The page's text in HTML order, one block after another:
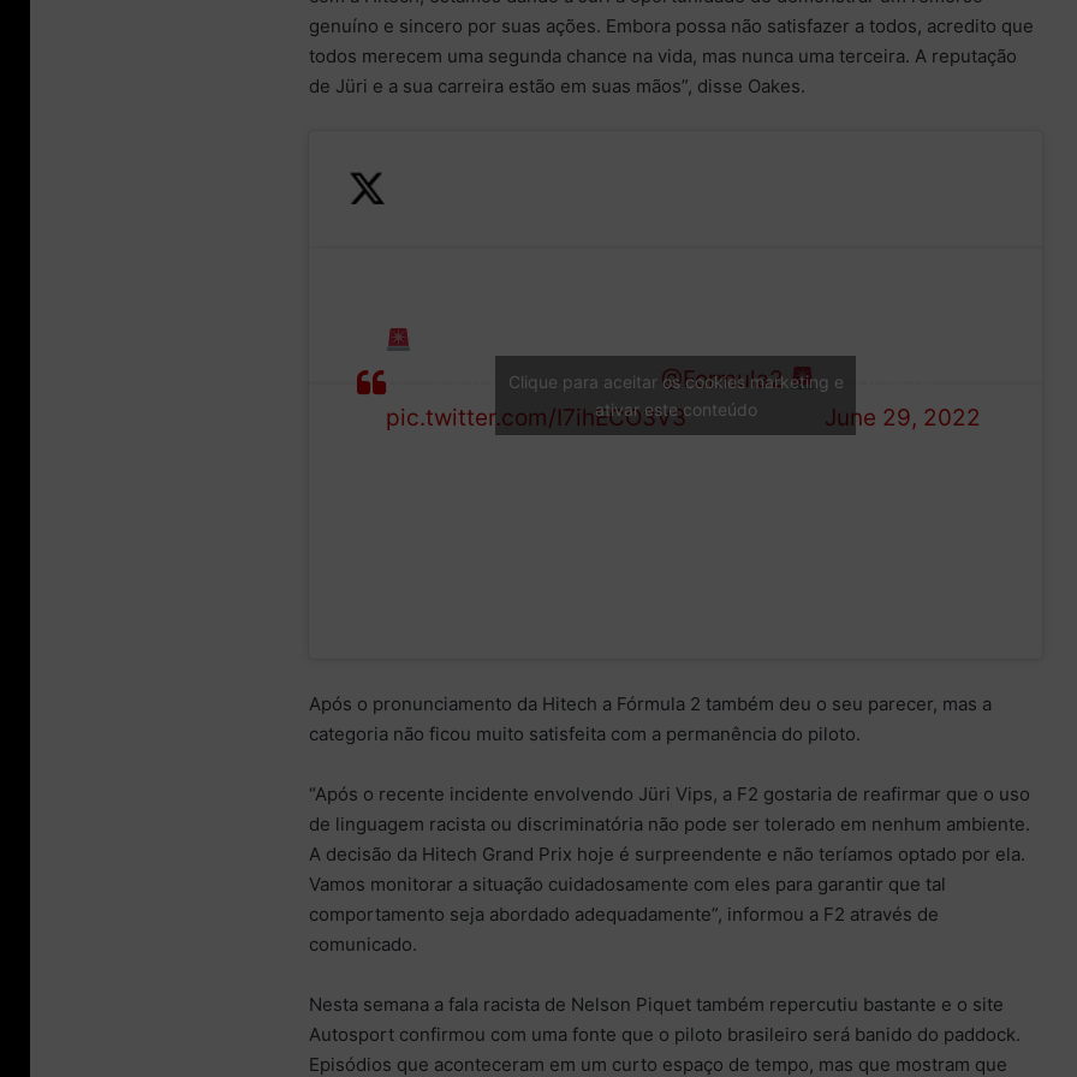
genuíno e sincero por suas ações. Embora possa não satisfazer a todos, acredito que
todos merecem uma segunda chance na vida, mas nunca uma terceira. A reputação
de Jüri e a sua carreira estão em suas mãos”, disse Oakes.
on-going participation in@Formula2
pic.twitter.com/I7ihECO3V3
(@HitechGP)
June 29, 2022
Clique para aceitar os cookies marketing e
ativar este conteúdo
Após o pronunciamento da Hitech a Fórmula 2 também deu o seu parecer, mas a
categoria não ficou muito satisfeita com a permanência do piloto.
“Após o recente incidente envolvendo Jüri Vips, a F2 gostaria de reafirmar que o uso
de linguagem racista ou discriminatória não pode ser tolerado em nenhum ambiente.
A decisão da Hitech Grand Prix hoje é surpreendente e não teríamos optado por ela.
Vamos monitorar a situação cuidadosamente com eles para garantir que tal
comportamento seja abordado adequadamente”, informou a F2 através de
comunicado.
Nesta semana a fala racista de Nelson Piquet também repercutiu bastante e o site
Autosport confirmou com uma fonte que o piloto brasileiro será banido do paddock.
Episódios que aconteceram em um curto espaço de tempo, mas que mostram que